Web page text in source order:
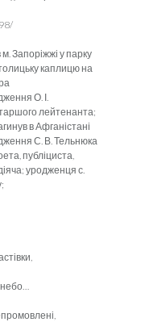
Запоріжжі у парку
каплицю на
О. І.
лейтенанта;
в Афганістані
С. В. Тельнюка
публіциста,
уродженця с.